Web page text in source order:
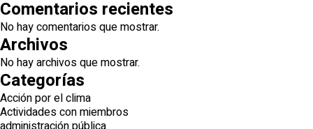
Comentarios recientes
No hay comentarios que mostrar.
Archivos
No hay archivos que mostrar.
Categorías
Acción por el clima
Actividades con miembros